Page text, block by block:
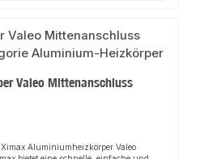
Valeo Mittenanschluss
Aluminiumheizkörper Valeo